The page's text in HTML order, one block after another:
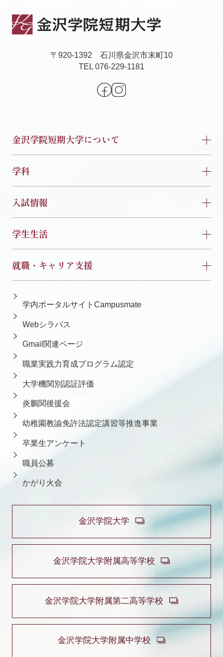
〒920-1392 石川県金沢市末町10
TEL 076-229-1181
金沢学院短期大学について
学科
入試情報
学生生活
就職・キャリア支援
学内ポータルサイトCampusmate
Webシラバス
Gmail関連ページ
職業実践力育成プログラム認定
大学機関別認証評価
炎鵬関後援会
幼稚園教諭免許法認定講習等推進事業
卒業生アンケート
職員公募
かがり火会
金沢学院大学
金沢学院大学附属高等学校
金沢学院大学附属第二高等学校
金沢学院大学附属中学校